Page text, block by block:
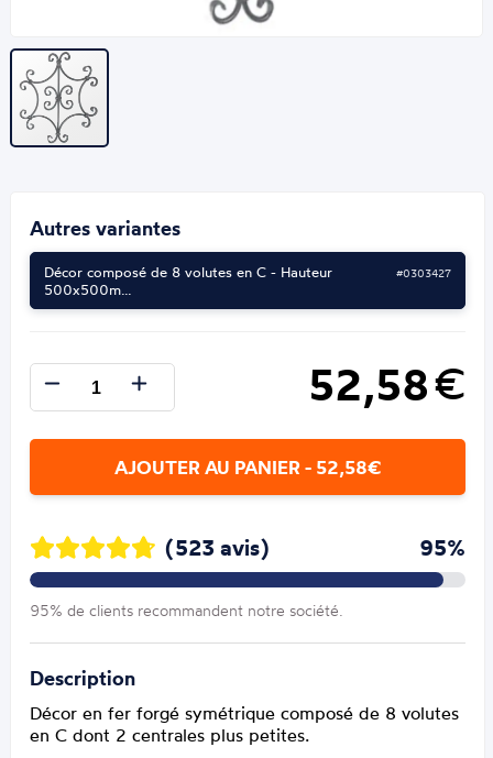
Autres variantes
Décor composé de 8 volutes en C - Hauteur
500x500m…
#0303427
52,58€
AJOUTER AU PANIER - 52,58€
(523 avis) 95%
95% de clients recommandent notre société.
Description
Décor en fer forgé symétrique composé de 8 volutes
en C dont 2 centrales plus petites.